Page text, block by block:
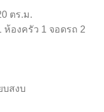
ตร.ม.
องครัว 1 จอดรถ 2
บสงบ